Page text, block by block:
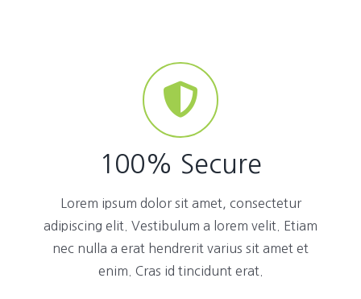
100% Secure
Lorem ipsum dolor sit amet, consectetur
adipiscing elit. Vestibulum a lorem velit. Etiam
nec nulla a erat hendrerit varius sit amet et
enim. Cras id tincidunt erat.